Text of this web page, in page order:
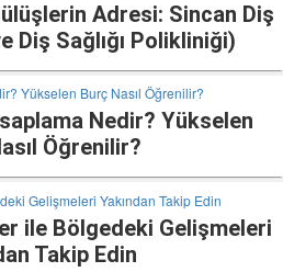
Adresi: Sincan Diş
Diş Sağlığı Polikliniği)
Nedir? Yükselen
Öğrenilir?
ile Bölgedeki Gelişmeleri
Takip Edin